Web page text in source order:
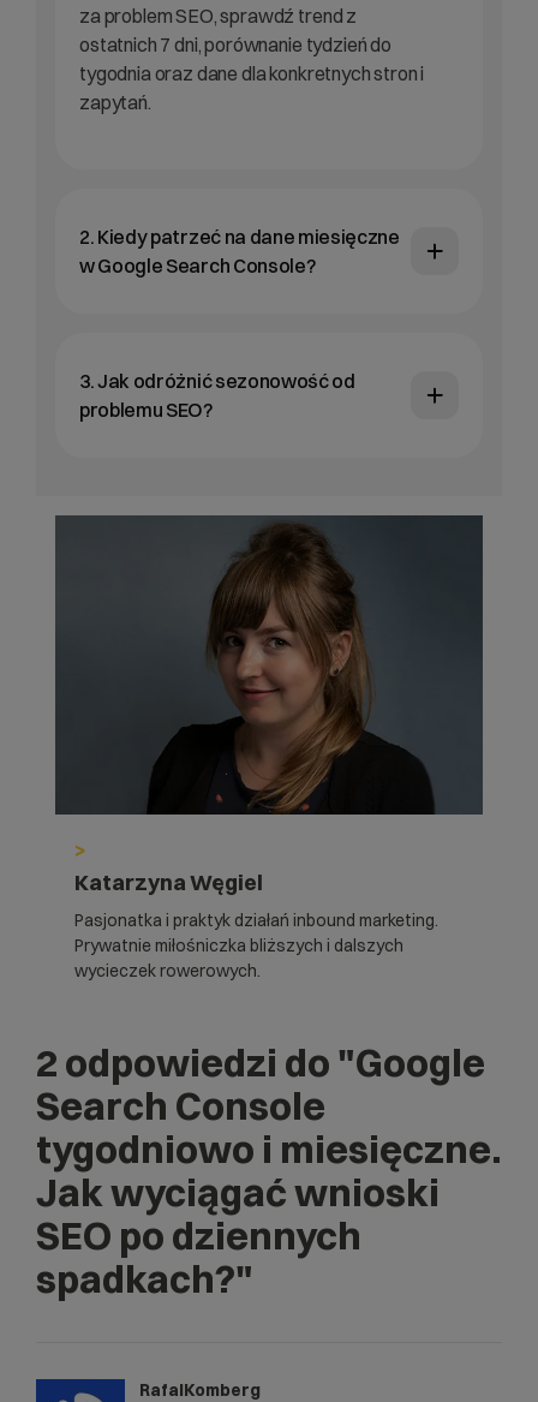
za problem SEO, sprawdź trend z
ostatnich 7 dni, porównanie tydzień do
tygodnia oraz dane dla konkretnych stron i
zapytań.
2. Kiedy patrzeć na dane miesięczne
w Google Search Console?
3. Jak odróżnić sezonowość od
problemu SEO?
>
Katarzyna Węgiel
Pasjonatka i praktyk działań inbound marketing.
Prywatnie miłośniczka bliższych i dalszych
wycieczek rowerowych.
2 odpowiedzi do "Google
Search Console
tygodniowo i miesięczne.
Jak wyciągać wnioski
SEO po dziennych
spadkach?"
RafalKomberg